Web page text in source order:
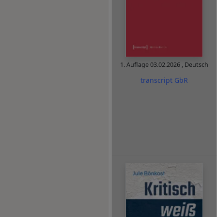
1. Auflage03.02.2026 , Deutsch
transcript GbR